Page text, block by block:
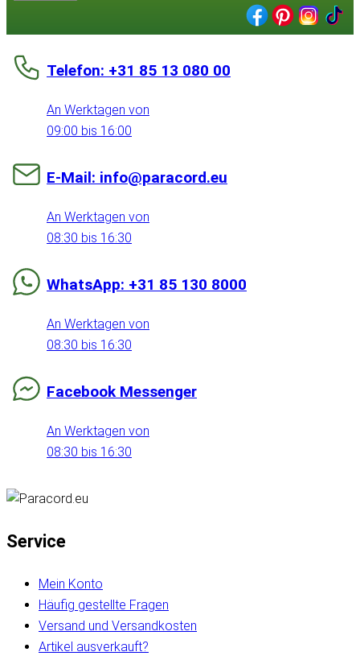
Telefon: +31 85 13 080 00
An Werktagen von
09:00 bis 16:00
E-Mail: info@paracord.eu
An Werktagen von
08:30 bis 16:30
WhatsApp: +31 85 130 8000
An Werktagen von
08:30 bis 16:30
Facebook Messenger
An Werktagen von
08:30 bis 16:30
Service
Mein Konto
Häufig gestellte Fragen
Versand und Versandkosten
Artikel ausverkauft?